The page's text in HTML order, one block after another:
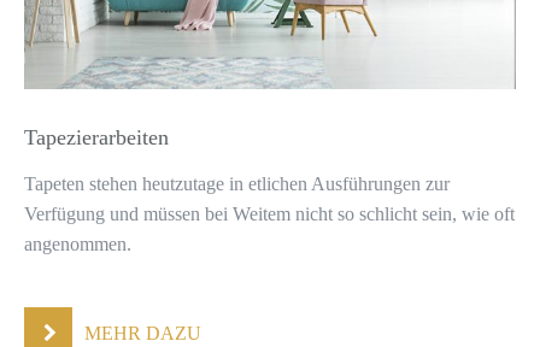
Tapezierarbeiten
Tapeten stehen heutzutage in etlichen Ausführungen zur
Verfügung und müssen bei Weitem nicht so schlicht sein, wie oft
angenommen.
MEHR DAZU